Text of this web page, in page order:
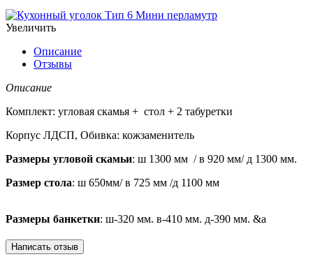
Увеличить
Описание
Отзывы
Описание
Комплект: угловая скамья + стол + 2 табуретки
Корпус ЛДСП, Обивка: кожзаменитель
Размеры угловой скамьи: ш 1300 мм / в 920 мм/ д 1300 мм.
Размер стола: ш 650мм/ в 725 мм /д 1100 мм
Размеры банкетки: ш-320 мм. в-410 мм. д-390 мм. &a